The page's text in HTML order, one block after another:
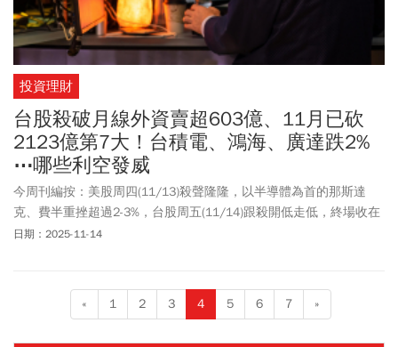
投資理財
台股殺破月線外資賣超603億、11月已砍
2123億第7大！台積電、鴻海、廣達跌2%
⋯哪些利空發威
今周刊編按：美股周四(11/13)殺聲隆隆，以半導體為首的那斯達
克、費半重挫超過2-3%，台股周五(11/14)跟殺開低走低，終場收在
27397.5點，下跌506.06點或1.8%跌破月線，台積電(2330)下跌30
高達603億元，單周賣超981元，11月以來賣超2123億元，已擠入史
上第7大。為什麼突如其來科技股殺這麼兇，華爾街分析師認為，週
日期：2025-11-14
« 1 2 3 4 5 6 7 »